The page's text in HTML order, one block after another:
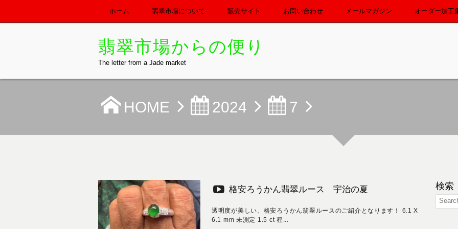
ホーム 翡翠市場について 販売サイト お問い合わせ メールマガジン オーダー加工
翡翠市場からの便り
The letter from a Jade market
HOME 2024 7
格安ろうかん翡翠ルース 宇治の夏
透明度が美しい、格安ろうかん翡翠ルースのご紹介となります！ 6.1 X
6.1 mm 未測定 1.5 ct 程...
検索